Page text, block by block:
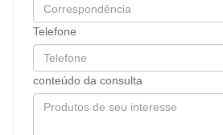
Telefone
conteúdo da consulta